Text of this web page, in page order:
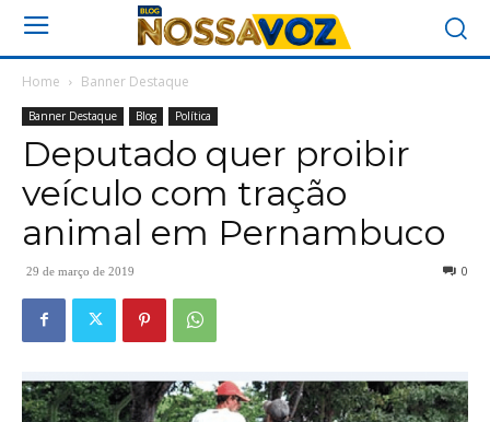
Home Banner Destaque
Banner Destaque Blog Política
Deputado quer proibir
veículo com tração
animal em Pernambuco
29 de março de 2019 0